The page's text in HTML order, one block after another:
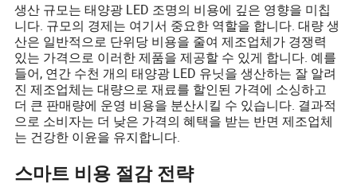
생산 규모는 태양광 LED 조명의 비용에 깊은 영향을 미칩
니다. 규모의 경제는 여기서 중요한 역할을 합니다. 대량 생
산은 일반적으로 단위당 비용을 줄여 제조업체가 경쟁력
있는 가격으로 이러한 제품을 제공할 수 있게 합니다. 예를
들어, 연간 수천 개의 태양광 LED 유닛을 생산하는 잘 알려
진 제조업체는 대량으로 재료를 할인된 가격에 소싱하고
더 큰 판매량에 운영 비용을 분산시킬 수 있습니다. 결과적
으로 소비자는 더 낮은 가격의 혜택을 받는 반면 제조업체
는 건강한 이윤을 유지합니다.
스마트 비용 절감 전략